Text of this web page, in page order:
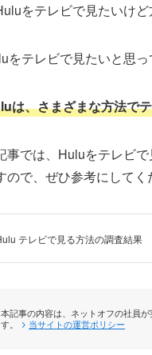
をテレビで見たいけ
をテレビで見たいと思
は、さまざまな方法で
事では、Huluをテレビ
ので、ぜひ参考にしてく
テレビで見る方法の調査結果
本記事の内容は、ネットオフの社員
す。
当サイトの運営ポリシー